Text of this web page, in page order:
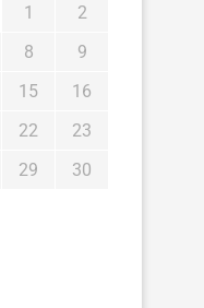
1
2
8
9
15
16
22
23
29
30